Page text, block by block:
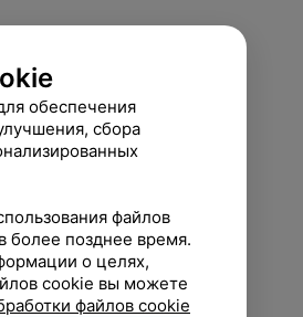
обеспечения
сбора
файлов
более позднее время.
о целях,
cookie вы можете
файлов cookie